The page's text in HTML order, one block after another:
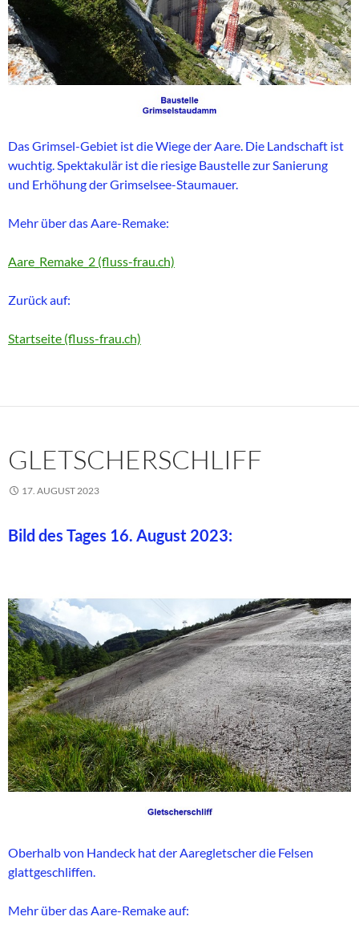
Das Grimsel-Gebiet ist die Wiege der Aare. Die Landschaft ist
wuchtig. Spektakulär ist die riesige Baustelle zur Sanierung
und Erhöhung der Grimselsee-Staumauer.
Mehr über das Aare-Remake:
Aare_Remake_2 (fluss-frau.ch)
Zurück auf:
Startseite (fluss-frau.ch)
GLETSCHERSCHLIFF
17. AUGUST 2023
Bild des Tages 16. August 2023:
Oberhalb von Handeck hat der Aaregletscher die Felsen
glattgeschliffen.
Mehr über das Aare-Remake auf: